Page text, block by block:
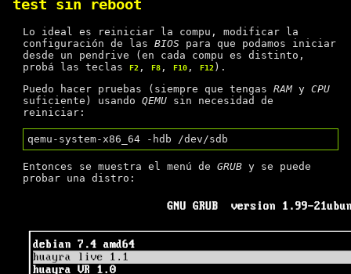
test sin reboot
Lo ideal es reiniciar la compu, modificar la
configuración de las BIOSpara que podamos iniciar
desde un pendrive (en cada compu es distinto,
probá las teclas
F2, F8, F10, F12).
Puedo hacer pruebas (siempre que tengas RAMy CPU
suficiente) usando QEMUsin necesidad de
reiniciar:
Entonces se muestra el menú de GRUBy se puede
probar una distro: